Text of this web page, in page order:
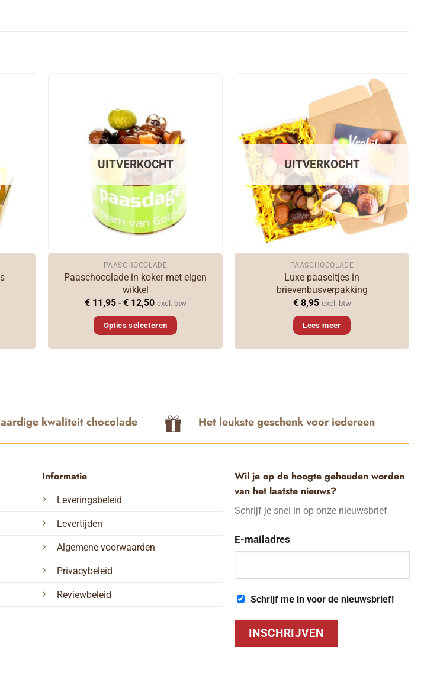
UITVERKOCHT
PAASCHOCOLADE
Paaschocolade in koker met eigen
wikkel
€11,95 - €12,50Prijsklasse:
tot
€ 12,50
excl. btw
Opties selecteren
Deze
UITVERKOCHT
PAASCHOCOLADE
Luxe paaseitjes in
brievenbusverpakking
€8,95 excl. btw
Lees meer
kwaliteit chocolade Het leukste geschenk voor iedereen
Informatie
Leveringsbeleid
Levertijden
Algemene voorwaarden
Privacybeleid
Reviewbeleid
Wil je op de hoogte gehouden worden
van het laatste nieuws?
Schrijf je snel in op onze nieuwsbrief
E-mailadres
Schrijf me in voor de nieuwsbrief!